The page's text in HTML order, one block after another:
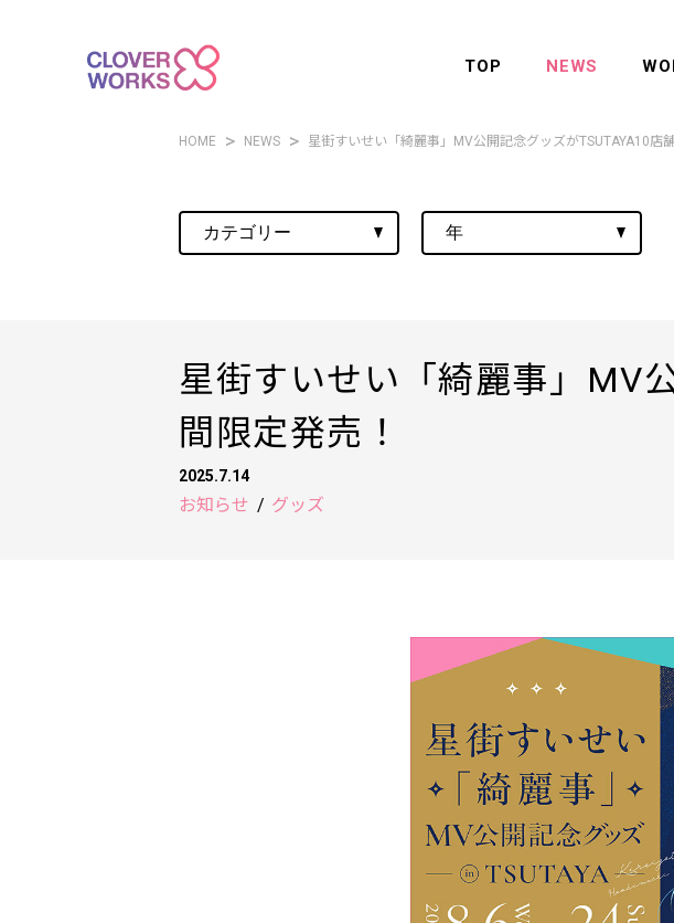
TOP NEWS
HOME NEWS 星街すいせい「綺麗事」MV公開記念グッズがTSUTAYA10店
星街すいせい「綺麗事」MV
間限定発売！
2025.7.14
お知らせ グッズ